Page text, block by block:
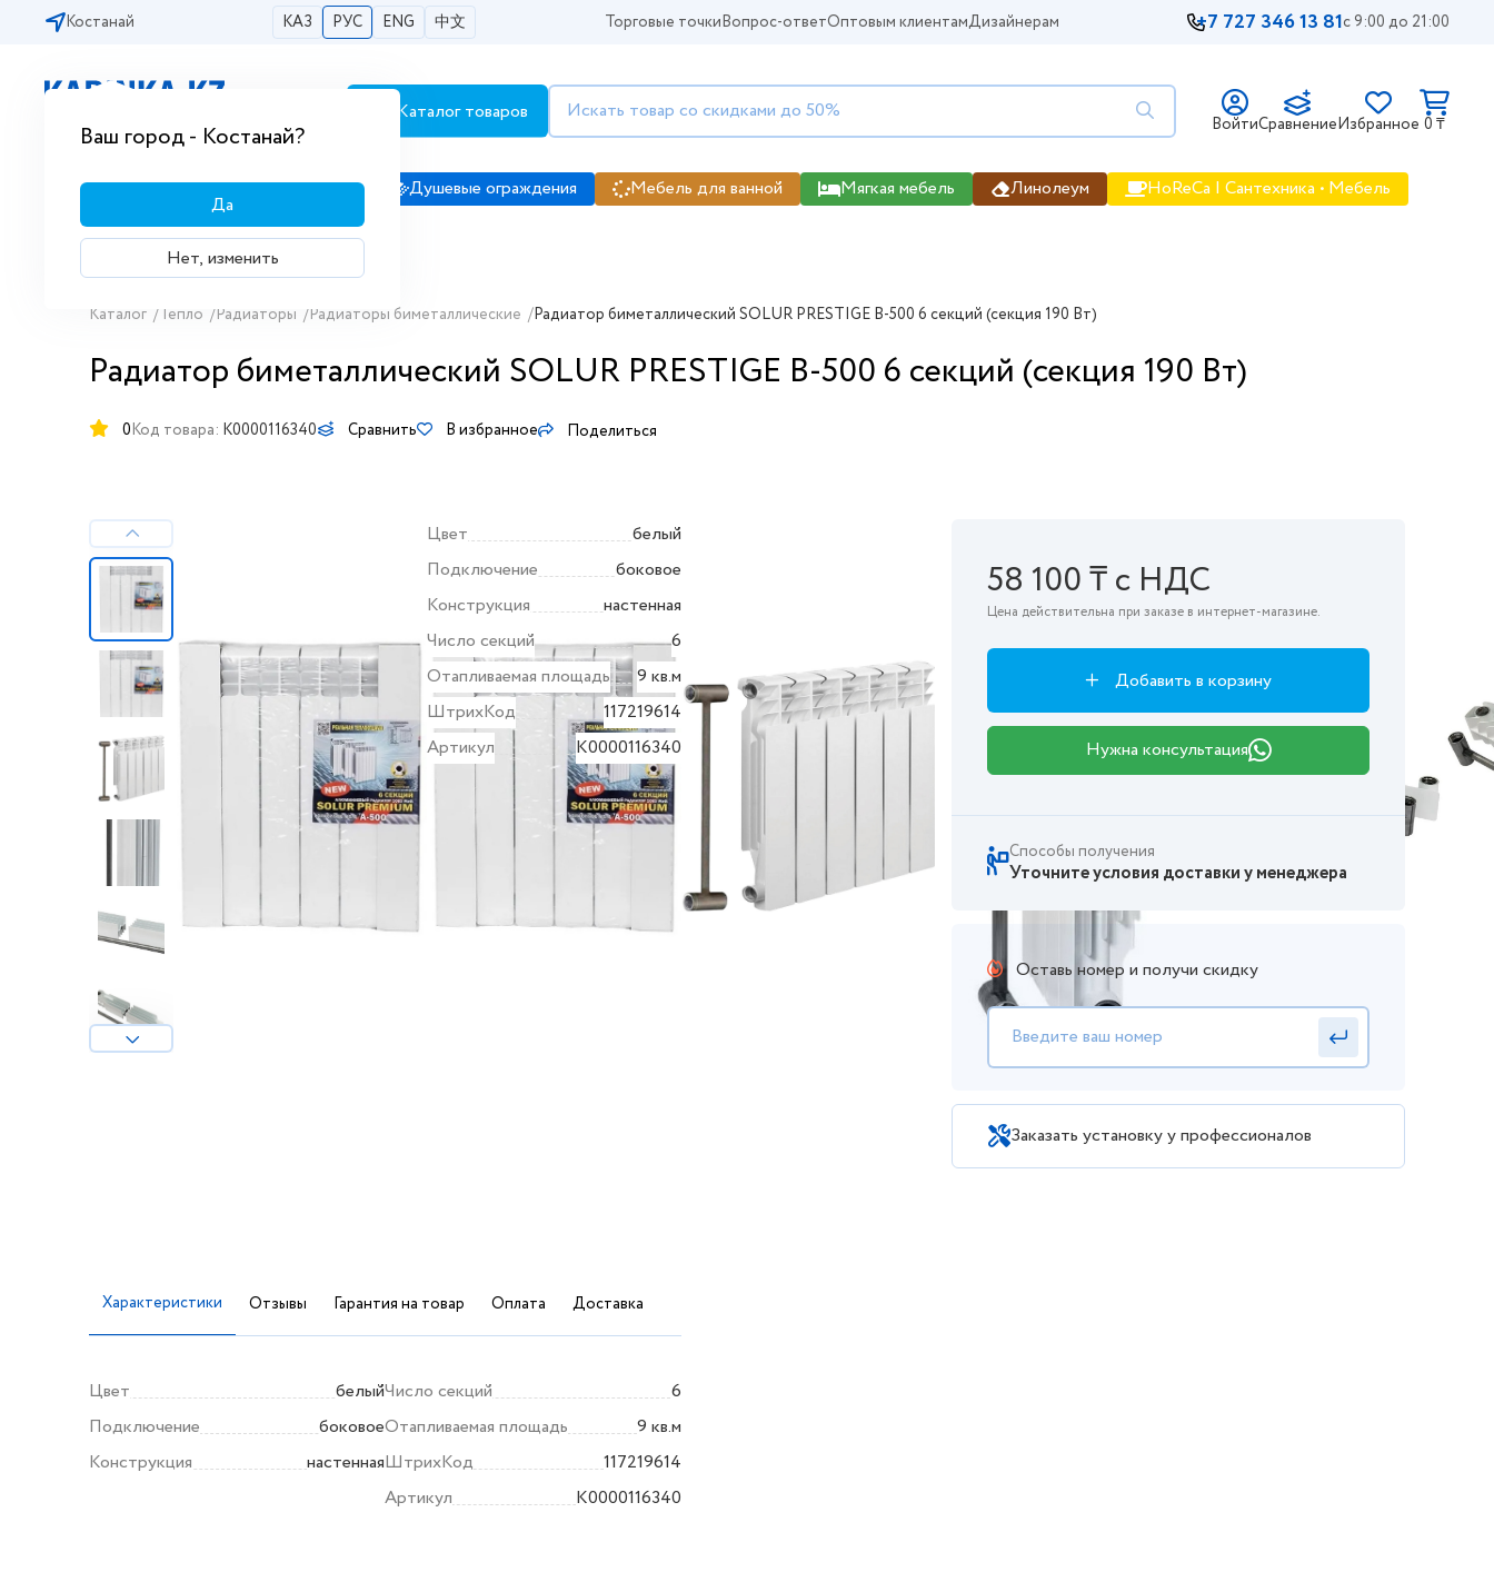
Костанай КАЗ РУС ENG 中文
Ваш город - Костанай?
Да
Нет, изменить
Торговые точкиВопрос-ответОптовым клиентамДизайнерам +7 727 346 13 81с 9:00 до 21:00
Бесплатная доставка по городам РК
Каталог товаров ВойтиСравнениеИзбранное 0 ₸
Сантехника Душевые кабины Душевые ограждения Мебель для ванной Мягкая мебель Линолеум HoReCa | Сантехника • Мебель
Каталог / Тепло /Радиаторы /Радиаторы биметаллические /Радиатор биметаллический SOLUR PRESTIGE B-500 6 секций (секция 190 Вт)
Радиатор биметаллический SOLUR PRESTIGE B-500 6 секций (секция 190 Вт)
0Код товара: K0000116340 Сравнить В избранное Поделиться
Цвет
белый
Подключение
боковое
Конструкция
настенная
Число секций
6
Отапливаемая площадь
9 кв.м
ШтрихКод
117219614
Артикул
K0000116340
58 100 ₸ с НДС
Цена действительна при заказе в интернет-магазине.
Добавить в корзину
Нужна консультация
Способы получения
Уточните условия доставки у менеджера
Оставь номер и получи скидку
Заказать установку у профессионалов
Характеристики Отзывы Гарантия на товар Оплата Доставка
Цвет
белый
Подключение
боковое
Конструкция
настенная
Число секций
6
Отапливаемая площадь
9 кв.м
ШтрихКод
117219614
Артикул
K0000116340